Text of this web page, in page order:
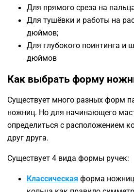
Для прямого среза на
Для тушёвки и работы на
дюймов;
Для глубокого поинтинга и
дюймов
Как выбрать форму
Существует много разных форм
ножниц. Но для начинающего
определиться с расположением
друг друга.
Существует 4 вида формы ручек:
Классическая форма ножниц